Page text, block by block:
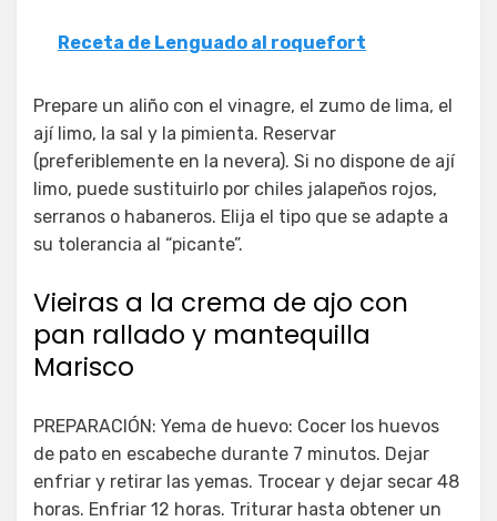
Receta de Lenguado al roquefort
Prepare un aliño con el vinagre, el zumo de lima, el
ají limo, la sal y la pimienta. Reservar
(preferiblemente en la nevera). Si no dispone de ají
limo, puede sustituirlo por chiles jalapeños rojos,
serranos o habaneros. Elija el tipo que se adapte a
su tolerancia al “picante”.
Vieiras a la crema de ajo con
pan rallado y mantequilla
Marisco
PREPARACIÓN: Yema de huevo: Cocer los huevos
de pato en escabeche durante 7 minutos. Dejar
enfriar y retirar las yemas. Trocear y dejar secar 48
horas. Enfriar 12 horas. Triturar hasta obtener un